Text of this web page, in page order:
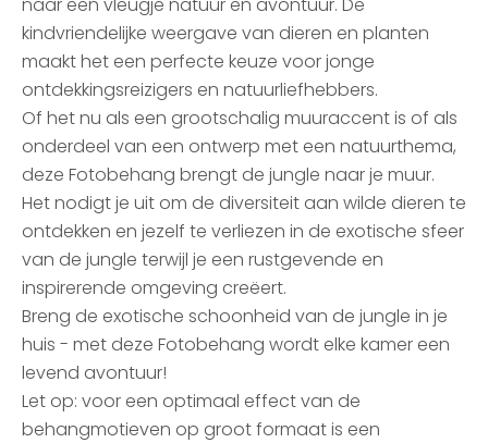
kindvriendelijke weergave van dieren en planten
maakt het een perfecte keuze voor jonge
ontdekkingsreizigers en natuurliefhebbers.
Of het nu als een grootschalig muuraccent is of als
onderdeel van een ontwerp met een natuurthema,
deze Fotobehang brengt de jungle naar je muur.
Het nodigt je uit om de diversiteit aan wilde dieren te
ontdekken en jezelf te verliezen in de exotische sfeer
van de jungle terwijl je een rustgevende en
inspirerende omgeving creëert.
Breng de exotische schoonheid van de jungle in je
huis - met deze Fotobehang wordt elke kamer een
levend avontuur!
Let op: voor een optimaal effect van de
behangmotieven op groot formaat is een